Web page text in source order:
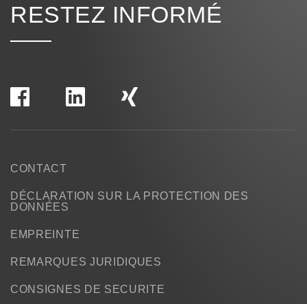
RESTEZ INFORMÉ
CONTACT
DÉCLARATION SUR LA PROTECTION DES
DONNÉES
EMPREINTE
REMARQUES JURIDIQUES
CONSIGNES DE SECURITE